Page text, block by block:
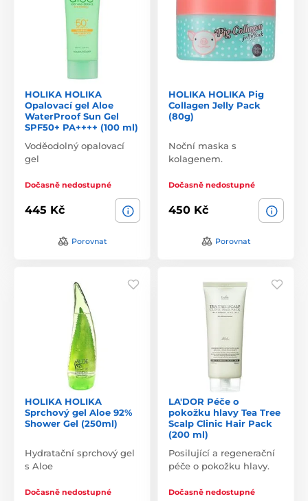
HOLIKA HOLIKA
Opalovací gel Aloe
WaterProof Sun Gel
SPF50+ PA++++ (100 ml)
Voděodolný opalovací
gel
Dočasně nedostupné
445 Kč
Porovnat
HOLIKA HOLIKA Pig
Collagen Jelly Pack
(80g)
Noční maska s
kolagenem.
Dočasně nedostupné
450 Kč
Porovnat
HOLIKA HOLIKA
Sprchový gel Aloe 92%
Shower Gel (250ml)
Hydratační sprchový gel
s Aloe
Dočasně nedostupné
LA'DOR Péče o
pokožku hlavy Tea Tree
Scalp Clinic Hair Pack
(200 ml)
Posilující a regenerační
péče o pokožku hlavy.
Dočasně nedostupné